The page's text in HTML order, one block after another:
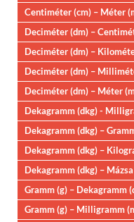
Centiméter (cm) – Méter
Deciméter (dm) –
Deciméter (dm) –
Deciméter (dm) –
Deciméter (dm) – Méter
Dekagramm (dkg) -
Dekagramm (dkg) –
Dekagramm (dkg) –
Dekagramm (dkg) –
Gramm (g) – Dekagramm
Gramm (g) – Milligramm